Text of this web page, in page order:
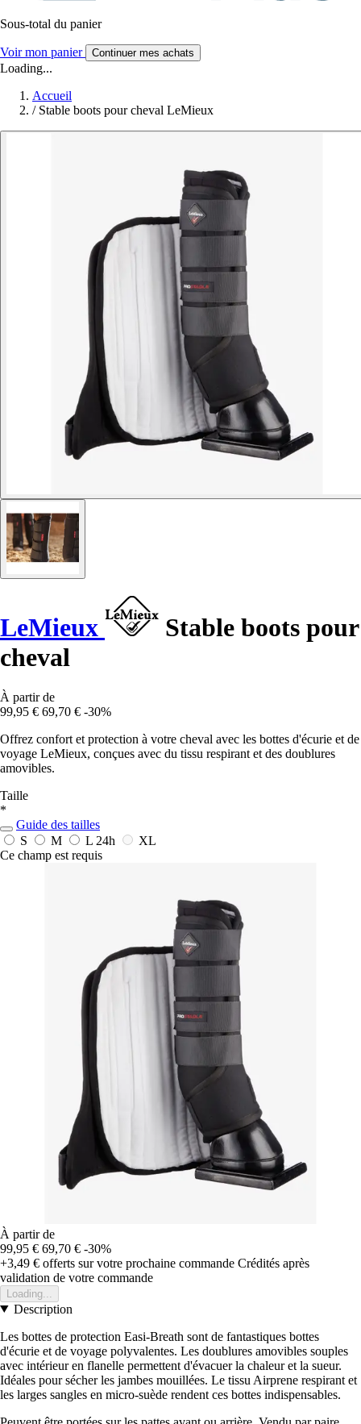
Sous-total du panier
Voir mon panier Continuer mes achats
Loading...
Accueil
/ Stable boots pour cheval LeMieux
LeMieux
Stable boots pour
cheval
À partir de
99,95 € 69,70 € -30%
Offrez confort et protection à votre cheval avec les bottes d'écurie et de
voyage LeMieux, conçues avec du tissu respirant et des doublures
amovibles.
Taille
*
Guide des tailles
S
M L 24h
XL
Ce champ est requis
À partir de
99,95 € 69,70 € -30%
+3,49 € offerts sur votre prochaine commande Crédités après
validation de votre commande
Loading...
Description
Les bottes de protection Easi-Breath sont de fantastiques bottes
d'écurie et de voyage polyvalentes. Les doublures amovibles souples
avec intérieur en flanelle permettent d'évacuer la chaleur et la sueur.
Idéales pour sécher les jambes mouillées. Le tissu Airprene respirant et
les larges sangles en micro-suède rendent ces bottes indispensables.